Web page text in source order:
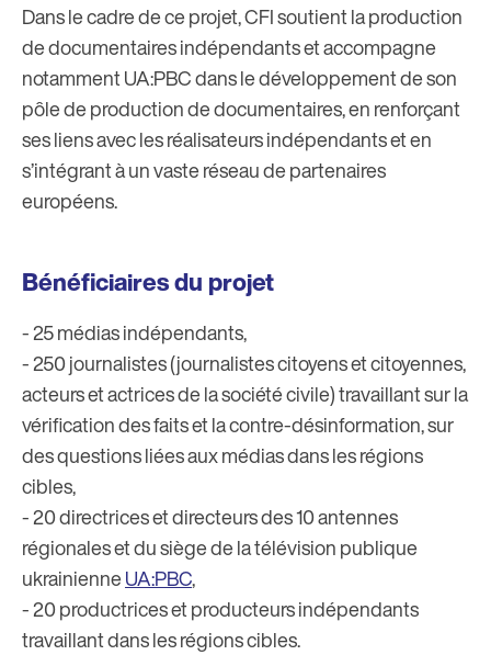
Dans le cadre de ce projet, CFI soutient la production
de documentaires indépendants et accompagne
notamment UA:PBC dans le développement de son
pôle de production de documentaires, en renforçant
ses liens avec les réalisateurs indépendants et en
s’intégrant à un vaste réseau de partenaires
européens.
Bénéficiaires du projet
- 25 médias indépendants,
- 250 journalistes (journalistes citoyens et citoyennes,
acteurs et actrices de la société civile) travaillant sur la
vérification des faits et la contre-désinformation, sur
des questions liées aux médias dans les régions
cibles,
- 20 directrices et directeurs des 10 antennes
régionales et du siège de la télévision publique
ukrainienneUA:PBC,
- 20 productrices et producteurs indépendants
travaillant dans les régions cibles.